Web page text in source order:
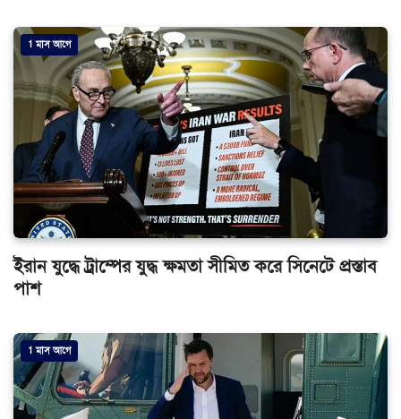
1 মাস আগে
ইরান যুদ্ধে ট্রাম্পের যুদ্ধ ক্ষমতা সীমিত করে সিনেটে প্রস্তাব
পাশ
1 মাস আগে